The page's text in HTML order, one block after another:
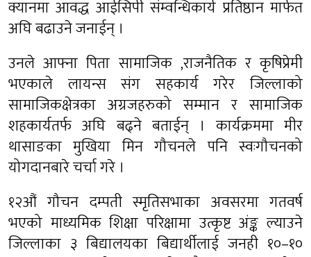
क्यानमा आवद्ध आईसिपी संम्वन्धिकार्य प्रतिष्ठान मार्फत
अघि बढाउने जनाईन् ।
उनले आफ्ना पिता सामाजिक ,राजनैतिक र कृषिप्रेमी
भएकाले लायन्स संग सहकार्य गरेर जिल्लाको
सामाजिकक्षेत्रका अग्रजहरुको सम्मान र सामाजिक
शहकार्यतर्फ अघि बढ्ने बताईन् । कार्यक्रममा मीर
थासाङका मुखिया मिन गौचनले पनि स्वःगौचनको
योगदानबारे चर्चा गरे ।
१२औं गौचन दम्पती स्मृतिसभाका अवसरमा गतवर्ष
भएको माध्यमिक शिक्षा परिक्षामा उत्कृष्ट अंङ्क ल्याउने
जिल्लाका ३ बिद्यालयका बिद्यार्थीलाई जनही १०–१०